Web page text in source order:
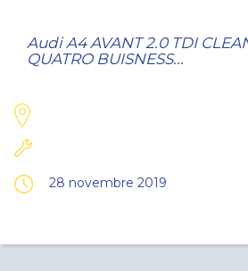
Audi A4 AVANT 2.0 TDI
QUATRO BUISNESS...
28 novembre 2019